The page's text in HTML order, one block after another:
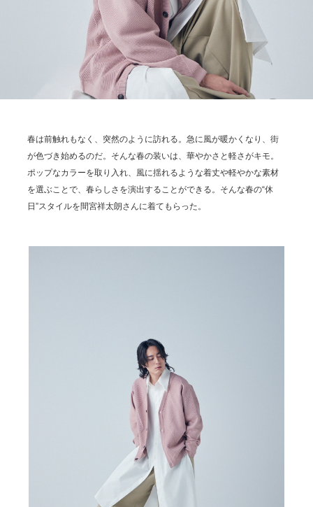
春は前触れもなく、突然のように訪れる。急に風が暖かくなり、街
が色づき始めるのだ。そんな春の装いは、華やかさと軽さがキモ。
ポップなカラーを取り入れ、風に揺れるような着丈や軽やかな素材
を選ぶことで、春らしさを演出することができる。そんな春の“休
日”スタイルを間宮祥太朗さんに着てもらった。